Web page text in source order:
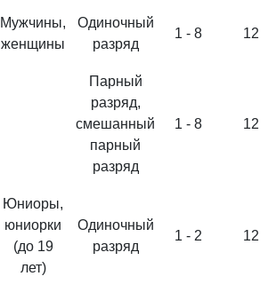
Мужчины,
женщины
Одиночный
разряд
1 - 8 12
Парный
разряд,
смешанный
парный
разряд
1 - 8 12
Юниоры,
юниорки
(до 19
лет)
Одиночный
разряд
1 - 2 12